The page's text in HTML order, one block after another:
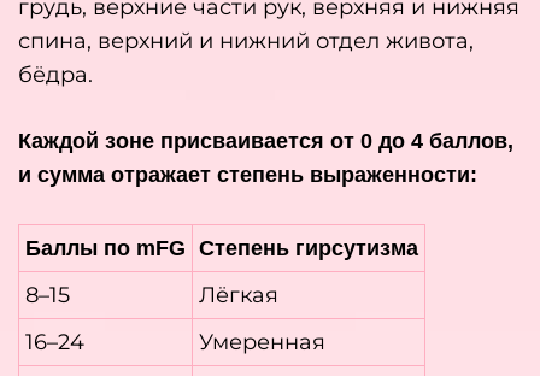
грудь, верхние части рук, верхняя и нижняя
спина, верхний и нижний отдел живота,
бёдра.
Каждой зоне присваивается от 0 до 4 баллов,
и сумма отражает степень выраженности:
Баллы по mFG Степень гирсутизма
8–15
Лёгкая
16–24
Умеренная